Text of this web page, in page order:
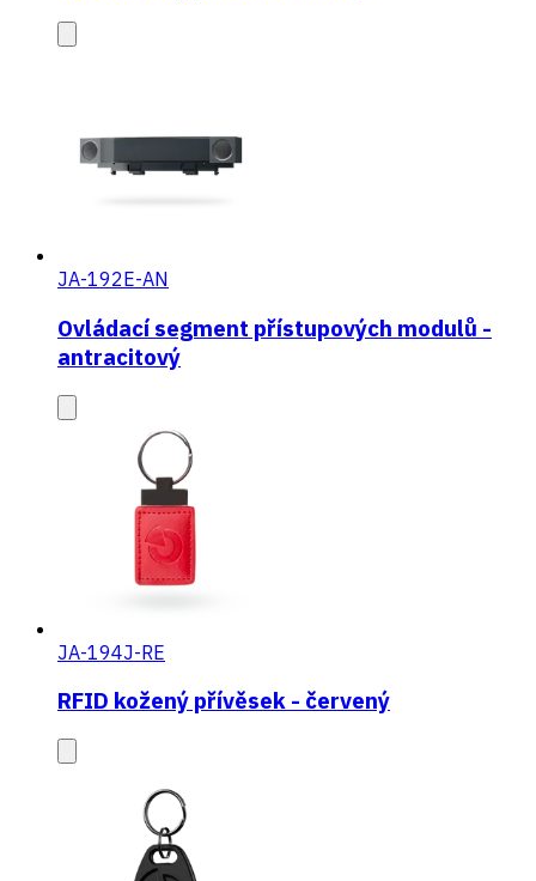
JA-192E-AN
Ovládací segment přístupových modulů -
antracitový
JA-194J-RE
RFID kožený přívěsek - červený